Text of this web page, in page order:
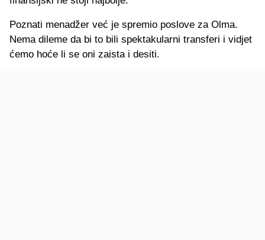
Poznati menadžer već je spremio poslove za Olma.
Nema dileme da bi to bili spektakularni transferi i vidjet
ćemo hoće li se oni zaista i desiti.